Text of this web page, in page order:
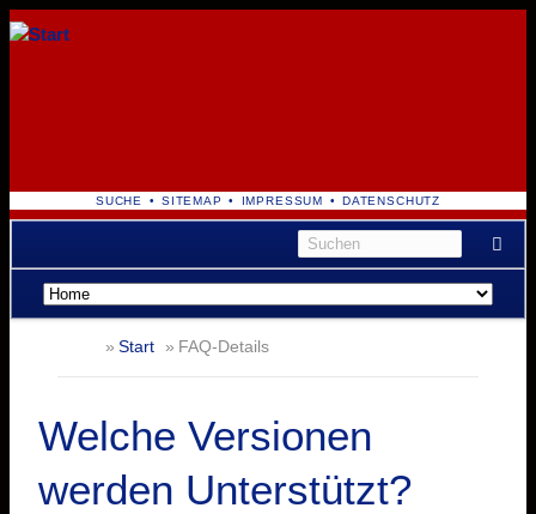
NAVIGATION
ÜBERSPRINGEN
SUCHE SITEMAP IMPRESSUM DATENSCHUTZ
Navigation
überspringen
Start FAQ-Details
Welche Versionen
werden Unterstützt?